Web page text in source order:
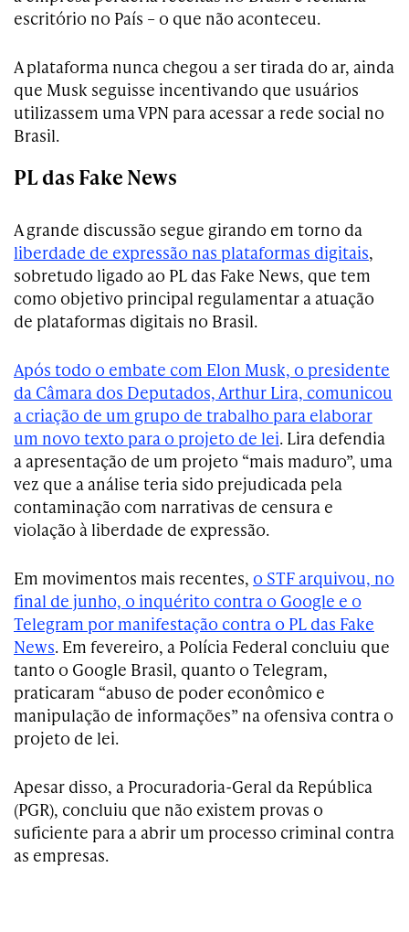
escritório no País – o que não aconteceu.
A plataforma nunca chegou a ser tirada do ar, ainda
que Musk seguisse incentivando que usuários
utilizassem uma VPN para acessar a rede social no
Brasil.
PL das Fake News
A grande discussão segue girando em torno da
liberdade de expressão nas plataformas digitais,
sobretudo ligado ao PL das Fake News, que tem
como objetivo principal regulamentar a atuação
de plataformas digitais no Brasil.
Após todo o embate com Elon Musk, o presidente
da Câmara dos Deputados, Arthur Lira, comunicou
a criação de um grupo de trabalho para elaborar
um novo texto para o projeto de lei. Lira defendia
a apresentação de um projeto “mais maduro”, uma
vez que a análise teria sido prejudicada pela
contaminação com narrativas de censura e
violação à liberdade de expressão.
Em movimentos mais recentes, o STF arquivou, no
final de junho, o inquérito contra o Google e o
Telegram por manifestação contra o PL das Fake
News. Em fevereiro, a Polícia Federal concluiu que
tanto o Google Brasil, quanto o Telegram,
praticaram “abuso de poder econômico e
manipulação de informações” na ofensiva contra o
projeto de lei.
Apesar disso, a Procuradoria-Geral da República
(PGR), concluiu que não existem provas o
suficiente para a abrir um processo criminal contra
as empresas.